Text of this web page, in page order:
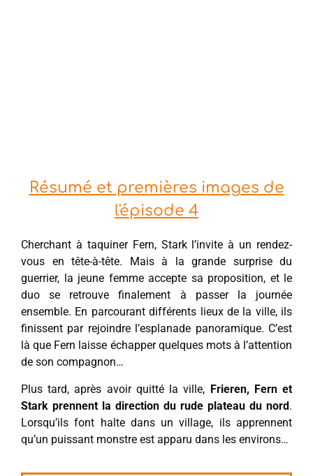
Résumé et premières images de
l'épisode 4
Cherchant à taquiner Fern, Stark l’invite à un rendez-
vous en tête-à-tête. Mais à la grande surprise du
guerrier, la jeune femme accepte sa proposition, et le
duo se retrouve finalement à passer la journée
ensemble. En parcourant différents lieux de la ville, ils
finissent par rejoindre l’esplanade panoramique. C’est
là que Fern laisse échapper quelques mots à l’attention
de son compagnon…
Plus tard, après avoir quitté la ville, Frieren, Fern et
Stark prennent la direction du rude plateau du nord.
Lorsqu’ils font halte dans un village, ils apprennent
qu’un puissant monstre est apparu dans les environs…